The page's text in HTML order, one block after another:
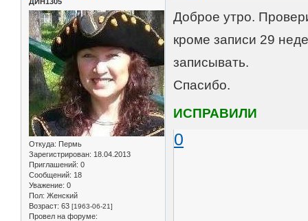
Откуда: Пермь
Зарегистрирован: 18.04.2013
Приглашений: 0
Сообщений: 18
Уважение: 0
Пол: Женский
Возраст: 63 [1963-06-21]
Провел на форуме:
Доброе утро.
кроме записи 29
записывать.
Спасибо.
ИСПРАВИЛИ
0